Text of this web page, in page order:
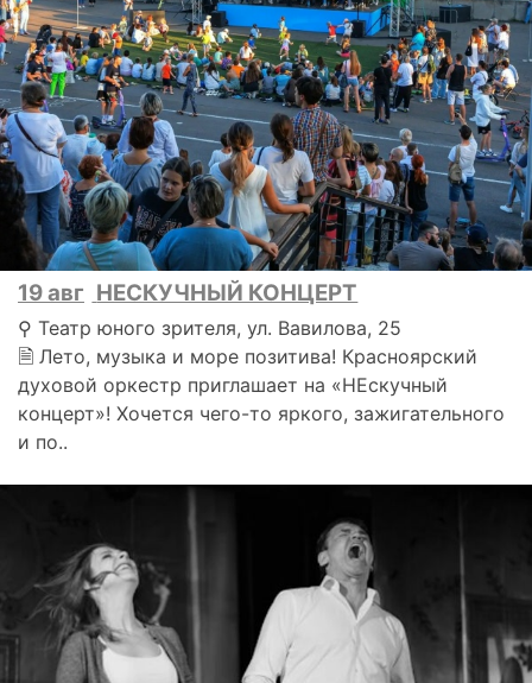
19 авг НЕСКУЧНЫЙ КОНЦЕРТ
⚲ Театр юного зрителя, ул. Вавилова, 25
🗎 Лето, музыка и море позитива! Красноярский
духовой оркестр приглашает на «НЕскучный
концерт»! Хочется чего-то яркого, зажигательного
и по..